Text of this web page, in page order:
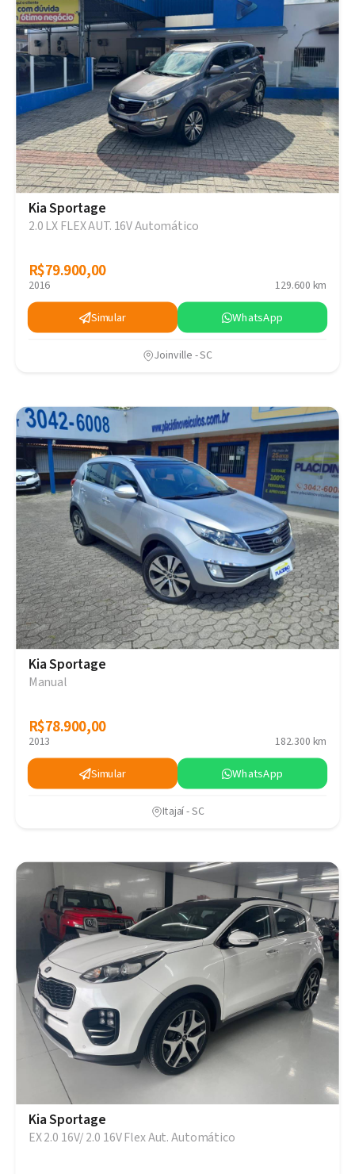
Kia Sportage
2.0 LX FLEX AUT. 16V Automático
R$79.900,00
R$79.900,00
2016 129.600 km
Simular WhatsApp
Joinville - SC
Kia Sportage
Manual
R$78.900,00
R$78.900,00
2013 182.300 km
Simular WhatsApp
Itajaí - SC
Kia Sportage
EX 2.0 16V/ 2.0 16V Flex Aut. Automático